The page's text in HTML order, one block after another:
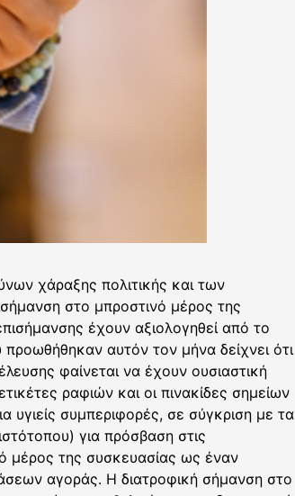
χάραξης πολιτικής και των
στο μπροστινό μέρος της
έχουν αξιολογηθεί από το
προωθήθηκαν αυτόν τον μήνα δείχνει ότι
φαίνεται να έχουν ουσιαστική
ραφιών και οι πινακίδες σημείων
συμπεριφορές, σε σύγκριση με τα
για πρόσβαση στις
μέρος της συσκευασίας ως έναν
αγοράς. Η διατροφική σήμανση στο